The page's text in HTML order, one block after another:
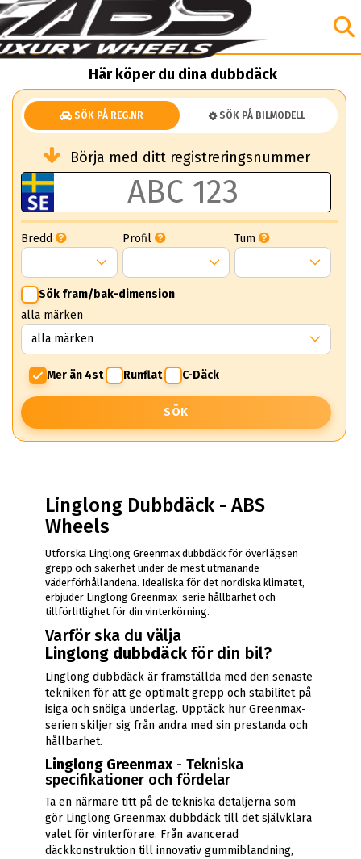
Här köper du dina dubbdäck
SÖK PÅ REG.NR SÖK PÅ BILMODELL
Börja med ditt registreringsnummer
Bredd Profil Tum
Sök fram/bak-dimension
alla märken
Mer än 4st Runflat C-Däck
SÖK
Linglong Dubbdäck - ABS
Wheels
Utforska Linglong Greenmax dubbdäck för överlägsen
grepp och säkerhet under de mest utmanande
väderförhållandena. Idealiska för det nordiska klimatet,
erbjuder Linglong Greenmax-serie hållbarhet och
tillförlitlighet för din vinterkörning.
Varför ska du välja
Linglong dubbdäckför din bil?
Linglong dubbdäck är framställda med den senaste
tekniken för att ge optimalt grepp och stabilitet på
isiga och snöiga underlag. Upptäck hur Greenmax-
serien skiljer sig från andra med sin prestanda och
hållbarhet.
Linglong Greenmax- Tekniska
specifikationer och fördelar
Ta en närmare titt på de tekniska detaljerna som
gör Linglong Greenmax dubbdäck till det självklara
valet för vinterförare. Från avancerad
däckkonstruktion till innovativ gummiblandning,